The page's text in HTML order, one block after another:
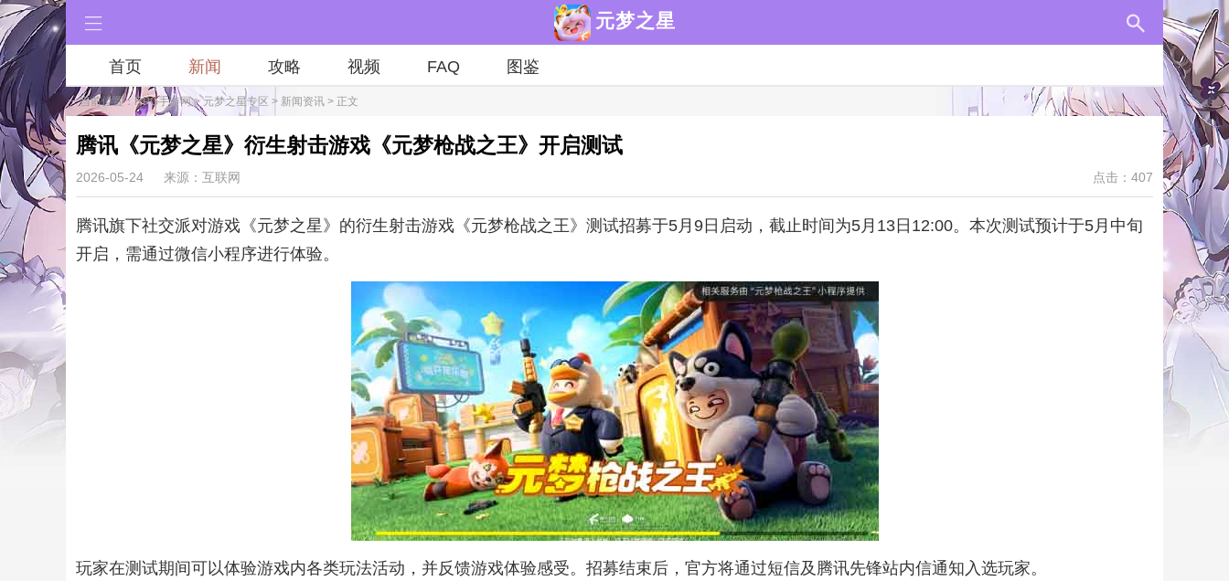
元梦之星
首页 新闻 攻略 视频 FAQ 图鉴
当前位置：RPG手游网>元梦之星专区 > 新闻资讯 > 正文
腾讯《元梦之星》衍生射击游戏《元梦枪战之王》开启测试
2026-05-24 来源：互联网 点击：407
腾讯旗下社交派对游戏《元梦之星》的衍生射击游戏《元梦枪战之王》测试招募于5月9日启动，截止时间为5月13日12:00。本次测试预计于5月中旬
开启，需通过微信小程序进行体验。
玩家在测试期间可以体验游戏内各类玩法活动，并反馈游戏体验感受。招募结束后，官方将通过短信及腾讯先锋站内信通知入选玩家。